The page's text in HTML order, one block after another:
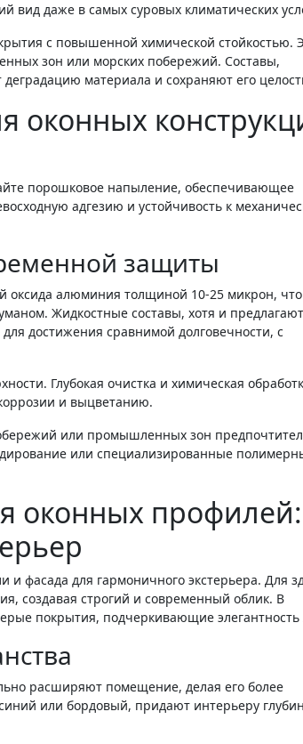
вид даже в самых суровых климатических
с повышенной химической стойкостью.
зон или морских побережий. Составы,
материала и сохраняют его
оконных
порошковое напыление, обеспечивающее
адгезию и устойчивость к
защиты
алюминия толщиной 10-25 микрон, что
Жидкостные составы, хотя и
достижения сравнимой долговечности, с
Глубокая очистка и химическая
и выцветанию.
или промышленных зон
или специализированные
оконных профилей:
и фасада для гармоничного экстерьера. Для
создавая строгий и современный облик. В
покрытия, подчеркивающие
расширяют помещение, делая его более
или бордовый, придают интерьеру